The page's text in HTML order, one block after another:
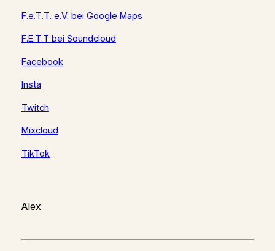
F.e.T.T. e.V. bei Google Maps
F.E.T.T bei Soundcloud
Facebook
Insta
Twitch
Mixcloud
TikTok
Alex